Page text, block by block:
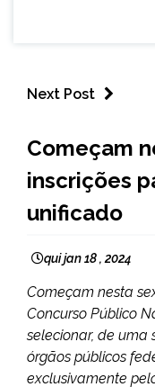
Next Post
NOTÍCIAS
Começam
inscrições
unificado
qui jan 18 , 2024
Começam nesta
Concurso Público
selecionar, de uma
órgãos públicos
exclusivamente